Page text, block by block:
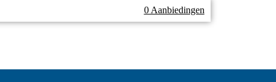
0 Aanbiedingen